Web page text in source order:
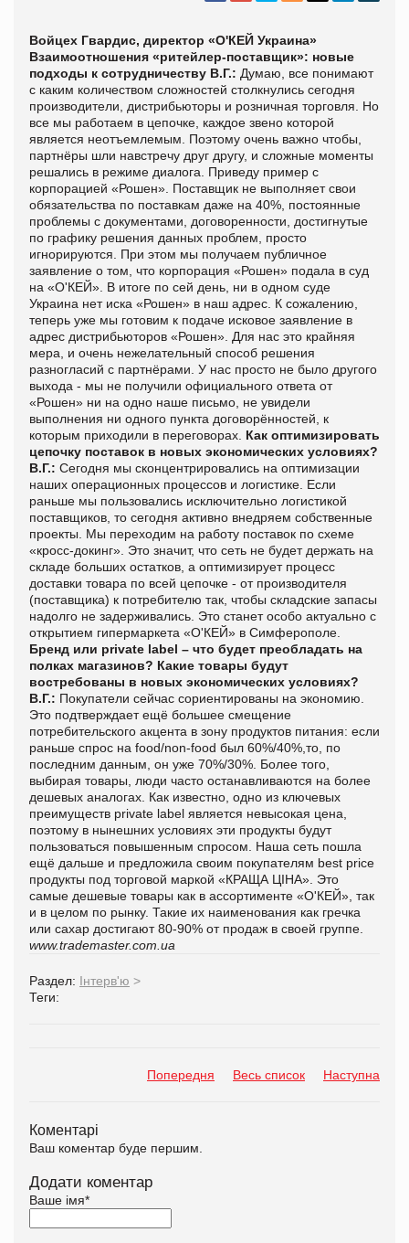
Войцех Гвардис, директор «О'КЕЙ Украина»
Взаимоотношения «ритейлер-поставщик»: новые
подходы к сотрудничеству В.Г.: Думаю, все понимают
с каким количеством сложностей столкнулись сегодня
производители, дистрибьюторы и розничная торговля. Но
все мы работаем в цепочке, каждое звено которой
является неотъемлемым. Поэтому очень важно чтобы,
партнёры шли навстречу друг другу, и сложные моменты
решались в режиме диалога. Приведу пример с
корпорацией «Рошен». Поставщик не выполняет свои
обязательства по поставкам даже на 40%, постоянные
проблемы с документами, договоренности, достигнутые
по графику решения данных проблем, просто
игнорируются. При этом мы получаем публичное
заявление о том, что корпорация «Рошен» подала в суд
на «О'КЕЙ». В итоге по сей день, ни в одном суде
Украина нет иска «Рошен» в наш адрес. К сожалению,
теперь уже мы готовим к подаче исковое заявление в
адрес дистрибьюторов «Рошен». Для нас это крайняя
мера, и очень нежелательный способ решения
разногласий с партнёрами. У нас просто не было другого
выхода - мы не получили официального ответа от
«Рошен» ни на одно наше письмо, не увидели
выполнения ни одного пункта договорённостей, к
которым приходили в переговорах. Как оптимизировать
цепочку поставок в новых экономических условиях?
В.Г.: Сегодня мы сконцентрировались на оптимизации
наших операционных процессов и логистике. Если
раньше мы пользовались исключительно логистикой
поставщиков, то сегодня активно внедряем собственные
проекты. Мы переходим на работу поставок по схеме
«кросс-докинг». Это значит, что сеть не будет держать на
складе больших остатков, а оптимизирует процесс
доставки товара по всей цепочке - от производителя
(поставщика) к потребителю так, чтобы складские запасы
надолго не задерживались. Это станет особо актуально с
открытием гипермаркета «О'КЕЙ» в Симферополе.
Бренд или private label – что будет преобладать на
полках магазинов? Какие товары будут
востребованы в новых экономических условиях?
В.Г.: Покупатели сейчас сориентированы на экономию.
Это подтверждает ещё большее смещение
потребительского акцента в зону продуктов питания: если
раньше спрос на food/non-food был 60%/40%,то, по
последним данным, он уже 70%/30%. Более того,
выбирая товары, люди часто останавливаются на более
дешевых аналогах. Как известно, одно из ключевых
преимуществ private label является невысокая цена,
поэтому в нынешних условиях эти продукты будут
пользоваться повышенным спросом. Наша сеть пошла
ещё дальше и предложила своим покупателям best price
продукты под торговой маркой «КРАЩА ЦІНА». Это
самые дешевые товары как в ассортименте «О'КЕЙ», так
и в целом по рынку. Такие их наименования как гречка
или сахар достигают 80-90% от продаж в своей группе.
www.trademaster.com.ua
Раздел: Інтерв'ю >
Теги:
Попередня Весь список Наступна
Коментарі
Ваш коментар буде першим.
Додати коментар
Ваше імя*